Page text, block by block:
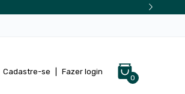
Cadastre-se Fazer login
0